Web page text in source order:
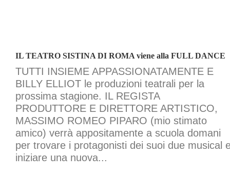
IL TEATRO SISTINA DI ROMA viene alla FULL DANCE
TUTTI INSIEME APPASSIONATAMENTE E
BILLY ELLIOT le produzioni teatrali per la
prossima stagione. IL REGISTA
PRODUTTORE E DIRETTORE ARTISTICO,
MASSIMO ROMEO PIPARO (mio stimato
amico) verrà appositamente a scuola domani
per trovare i protagonisti dei suoi due musical
iniziare una nuova...